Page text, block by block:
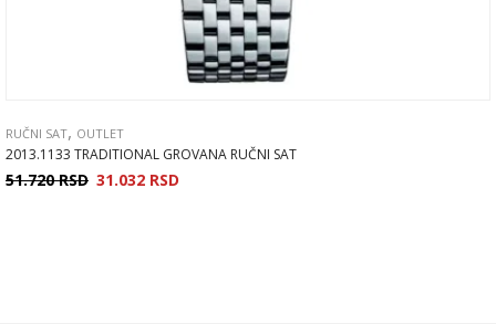
RUČNI SAT, OUTLET
2013.1133 TRADITIONAL GROVANA RUČNI SAT
51.720RSD 31.032 RSD